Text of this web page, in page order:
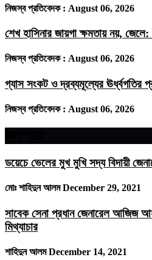
নিজস্ব প্রতিবেদক : August 06, 2026
শেখ হাসিনার জায়গা ক্ষমতায় নয়,
নিজস্ব প্রতিবেদক : August 06, 2026
গ্যাস সংকট ও দ্রব্যমূল্যের ঊর্ধ্বগতির
নিজস্ব প্রতিবেদক : August 06, 2026
ডয়েচে ভেলের মুখ মুখি সদ্য বিদায়ী
মোঃ শাহিদুন আলমDecember 29, 2021
সাবেক সেনা প্রধান জেনারেল আজিজ
মিথ্যাচার
শাহিদুন আলমDecember 14, 2021